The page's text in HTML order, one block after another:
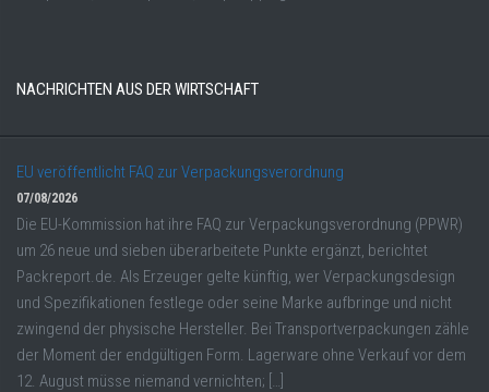
NACHRICHTEN AUS DER WIRTSCHAFT
EU veröffentlicht FAQ zur Verpackungsverordnung
07/08/2026
Die EU-Kommission hat ihre FAQ zur Verpackungsverordnung (PPWR)
um 26 neue und sieben überarbeitete Punkte ergänzt, berichtet
Packreport.de. Als Erzeuger gelte künftig, wer Verpackungsdesign
und Spezifikationen festlege oder seine Marke aufbringe und nicht
zwingend der physische Hersteller. Bei Transportverpackungen zähle
der Moment der endgültigen Form. Lagerware ohne Verkauf vor dem
12. August müsse niemand vernichten; […]